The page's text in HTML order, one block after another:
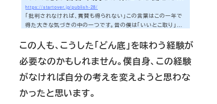
を出版するためにやったこと⑥〜自分を貫
き続けた〜
https://startover.jp/publish-28/
「批判されなければ、賞賛も得られない」この言葉はこの一年で
得た大きな気づきの中の一つです。昔の僕は「いいとこ取り」を
ながら、賞賛も得ようとしていました。しかし「自分らしく生きよ
う」と行動する中で、どうやらそれは無理だということに途中で
気づきはじめました。誰からも嫌われないように生きている人
す。そう気づいてしまった不器用な僕がとれる行動の選択肢は二
つしかありませんでした。それは誰...
この人も、こうした「どん底」を味わう経験が
必要なのかもしれません。僕自身、この経験
がなければ自分の考えを変えようと思わな
かったと思います。